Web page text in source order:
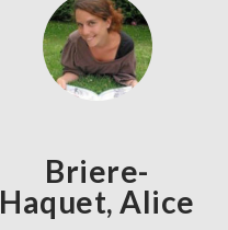
Briere-
Haquet, Alice